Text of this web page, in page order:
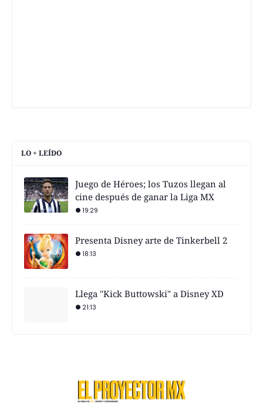
LO + LEÍDO
Juego de Héroes; los Tuzos llegan al
cine después de ganar la Liga MX
19:29
Presenta Disney arte de Tinkerbell 2
18:13
Llega "Kick Buttowski" a Disney XD
21:13